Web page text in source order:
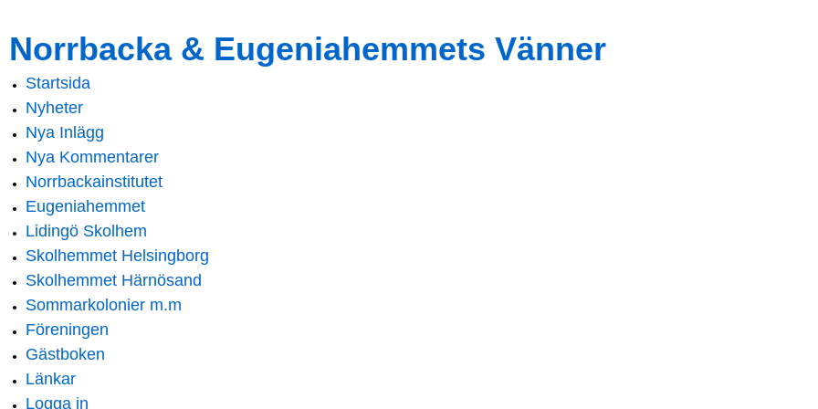
main
content
navigation
Norrbacka & Eugeniahemmets Vänner
Main menu
Startsida
Nyheter
Nya Inlägg
Nya Kommentarer
Norrbackainstitutet
Eugeniahemmet
Lidingö Skolhem
Skolhemmet Helsingborg
Skolhemmet Härnösand
Sommarkolonier m.m
Föreningen
Gästboken
Länkar
Logga in